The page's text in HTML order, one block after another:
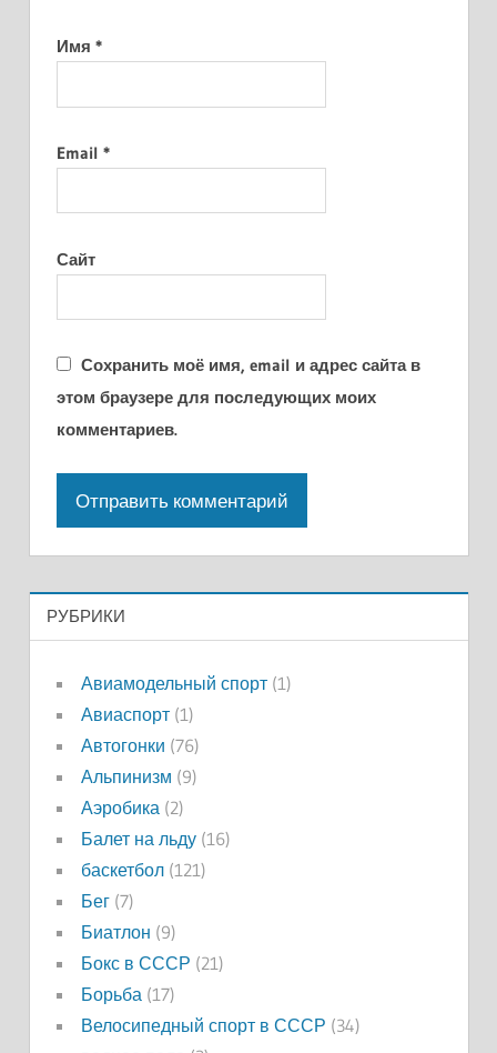
Имя *
Email *
Сайт
Сохранить моё имя, email и адрес сайта в
этом браузере для последующих моих
комментариев.
РУБРИКИ
Авиамодельный спорт(1)
Авиаспорт(1)
Автогонки (76)
Альпинизм (9)
Аэробика(2)
Балет на льду(16)
баскетбол(121)
Бег(7)
Биатлон (9)
Бокс в СССР (21)
Борьба(17)
Велосипедный спорт в СССР (34)